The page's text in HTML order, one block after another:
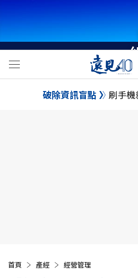
破除資訊盲點 刷手
首頁 產經 經營管理